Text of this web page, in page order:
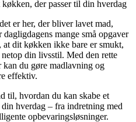
er her, der bliver lavet mad,
mange små opgaver
dit køkken ikke bare er smukt,
din livsstil. Med den rette
du gøre madlavning og
effektiv.
til, hvordan du kan skabe et
hverdag – fra indretning med
opbevaringsløsninger.